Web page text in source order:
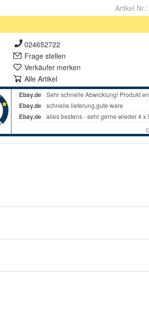
Artikel Nr.:
024652722
Frage stellen
Verkäufer merken
Alle Artikel